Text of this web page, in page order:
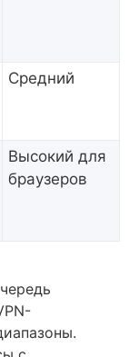
Средний
Высокий для
браузеров